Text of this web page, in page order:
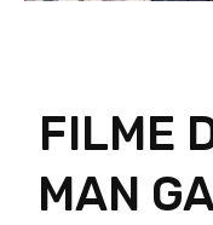
FILME
MAN